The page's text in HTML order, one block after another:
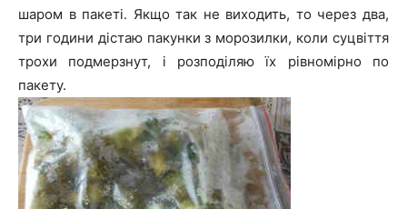
шаром в пакеті. Якщо так не виходить, то через два,
три години дістаю пакунки з морозилки, коли суцвіття
трохи подмерзнут, і розподіляю їх рівномірно по
пакету.